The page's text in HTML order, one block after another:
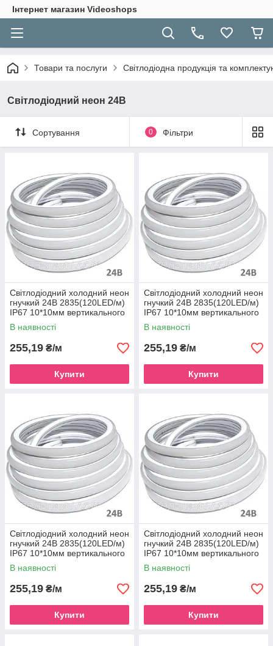
Інтернет магазин Videoshops
Товари та послуги Світлодіодна продукція та
Світлодіодний неон 24В
Сортування 0 Фільтри
Світлодіодний холодний неон
гнучкий 24В 2835(120LED/м)
IP67 10*10мм вертикального
згину
В наявності
255,19 ₴/м
Купити
Світлодіодний холодний неон
гнучкий 24В 2835(120LED/м)
IP67 10*10мм вертикального
згину червоний
В наявності
255,19 ₴/м
Купити
Світлодіодний холодний неон
гнучкий 24В 2835(120LED/м)
IP67 10*10мм вертикального
згину синій
В наявності
255,19 ₴/м
Купити
Світлодіодний холодний неон
гнучкий 24В 2835(120LED/м)
IP67 10*10мм вертикального
згину зелений
В наявності
255,19 ₴/м
Купити